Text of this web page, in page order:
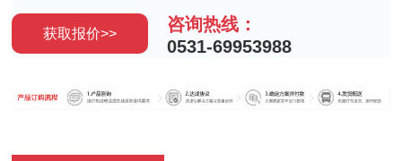
获取报价>>
咨询热线：
0531-69953988